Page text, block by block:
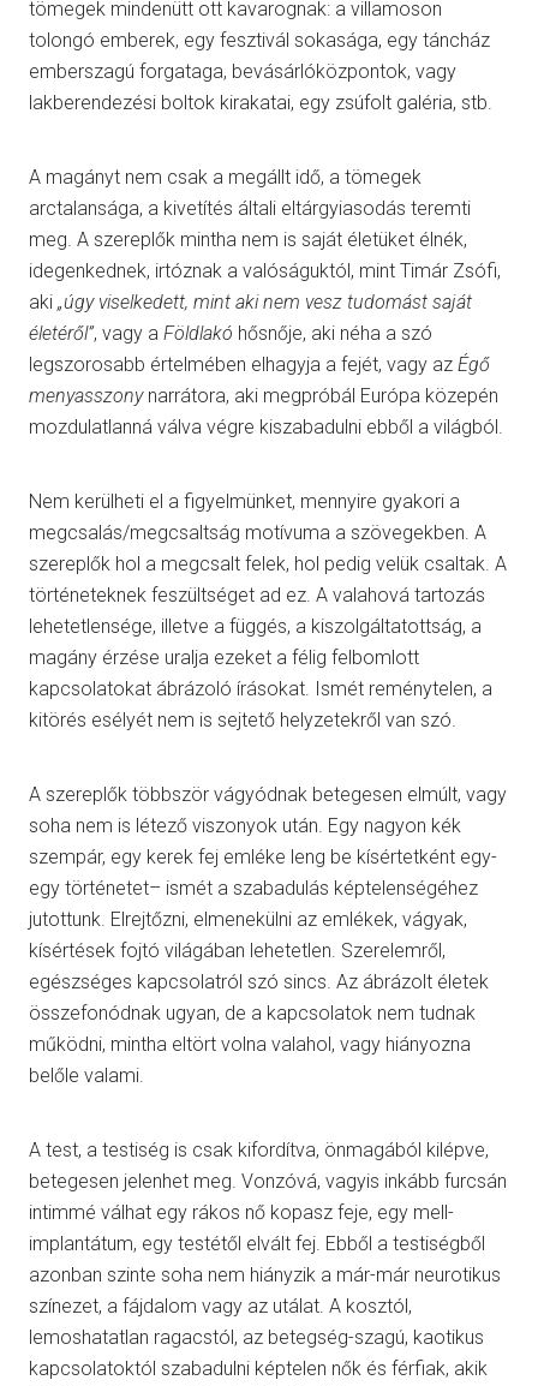
tömegek mindenütt ott kavarognak: a villamoson
tolongó emberek, egy fesztivál sokasága, egy táncház
emberszagú forgataga, bevásárlóközpontok, vagy
lakberendezési boltok kirakatai, egy zsúfolt galéria, stb.
A magányt nem csak a megállt idő, a tömegek
arctalansága, a kivetítés általi eltárgyiasodás teremti
meg. A szereplők mintha nem is saját életüket élnék,
idegenkednek, irtóznak a valóságuktól, mint Timár Zsófi,
aki „úgy viselkedett, mint aki nem vesz tudomást saját
életéről”, vagy a Földlakó hősnője, aki néha a szó
legszorosabb értelmében elhagyja a fejét, vagy az Égő
menyasszonynarrátora, aki megpróbál Európa közepén
mozdulatlanná válva végre kiszabadulni ebből a világból.
Nem kerülheti el a figyelmünket, mennyire gyakori a
megcsalás/megcsaltság motívuma a szövegekben. A
szereplők hol a megcsalt felek, hol pedig velük csaltak. A
történeteknek feszültséget ad ez. A valahová tartozás
lehetetlensége, illetve a függés, a kiszolgáltatottság, a
magány érzése uralja ezeket a félig felbomlott
kapcsolatokat ábrázoló írásokat. Ismét reménytelen, a
kitörés esélyét nem is sejtető helyzetekről van szó.
A szereplők többször vágyódnak betegesen elmúlt, vagy
soha nem is létező viszonyok után. Egy nagyon kék
szempár, egy kerek fej emléke leng be kísértetként egy-
egy történetet– ismét a szabadulás képtelenségéhez
jutottunk. Elrejtőzni, elmenekülni az emlékek, vágyak,
kísértések fojtó világában lehetetlen. Szerelemről,
egészséges kapcsolatról szó sincs. Az ábrázolt életek
összefonódnak ugyan, de a kapcsolatok nem tudnak
működni, mintha eltört volna valahol, vagy hiányozna
belőle valami.
A test, a testiség is csak kifordítva, önmagából kilépve,
betegesen jelenhet meg. Vonzóvá, vagyis inkább furcsán
intimmé válhat egy rákos nő kopasz feje, egy mell-
implantátum, egy testétől elvált fej. Ebből a testiségből
azonban szinte soha nem hiányzik a már-már neurotikus
színezet, a fájdalom vagy az utálat. A kosztól,
lemoshatatlan ragacstól, az betegség-szagú, kaotikus
kapcsolatoktól szabadulni képtelen nők és férfiak, akik